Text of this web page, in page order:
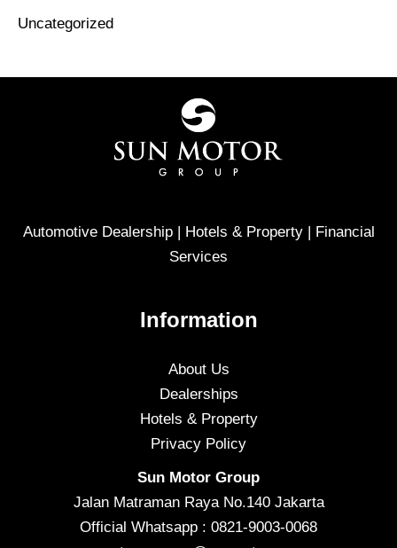
Uncategorized
Automotive Dealership | Hotels & Property | Financial
Services
Information
About Us
Dealerships
Hotels & Property
Privacy Policy
Sun Motor Group
Jalan Matraman Raya No.140 Jakarta
Official Whatsapp : 0821-9003-0068